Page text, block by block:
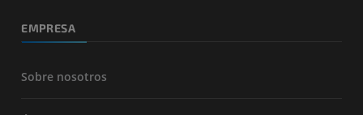
EMPRESA
Sobre nosotros